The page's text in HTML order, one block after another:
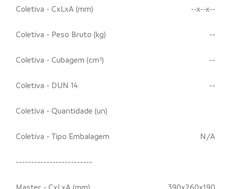
Coletiva - CxLxA (mm) --x--x--
Coletiva - Peso Bruto (kg) --
Coletiva - Cubagem (cm³) --
Coletiva - DUN 14 --
Coletiva - Quantidade (un)
Coletiva - Tipo Embalagem N/A
-------------------------